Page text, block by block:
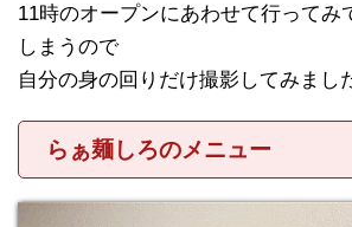
11時のオープンにあわせて行ってみ
しまうので
自分の身の回りだけ撮影してみまし
らぁ麺しろのメニュー